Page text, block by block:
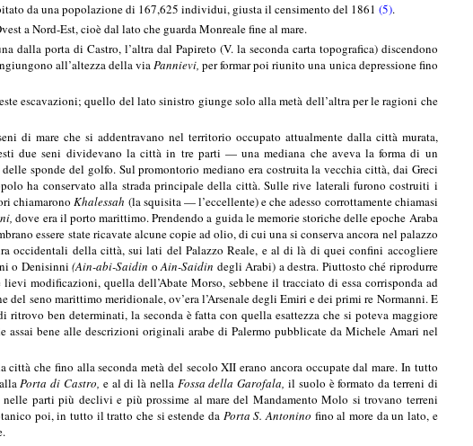
da una popolazione di 167,625 individui, giusta il censimento del 1861(5).
a Nord-Est, cioè dal lato che guarda Monreale fine al mare.
porta di Castro, l’altra dal Papireto (V. la seconda carta topografica) discendono
all’altezza della viaPannievi, per formar poi riunito una unica depressione fino
escavazioni; quello del lato sinistro giunge solo alla metà dell’altra per le ragioni che
di mare che si addentravano nel territorio occupato attualmente dalla città murata,
due seni dividevano la città in tre parti — una mediana che aveva la forma di un
sponde del golfo. Sul promontorio mediano era costruita la vecchia città, dai Greci
ha conservato alla strada principale della città. Sulle rive laterali furono costruiti i
chiamaronoKhalessah (la squisita — l’eccellente) e che adesso corrottamente chiamasi
dove era il porto marittimo. Prendendo a guida le memorie storiche delle epoche Araba
essere state ricavate alcune copie ad olio, di cui una si conserva ancora nel palazzo
occidentali della città, sui lati del Palazzo Reale, e al di là di quei confini accogliere
o Denisinni(Ain-abi-Saidin oAin-Saidin degli Arabi) a destra. Piuttosto ché riprodurre
modificazioni, quella dell’Abate Morso, sebbene il tracciato di essa corrisponda ad
seno marittimo meridionale, ov’era l’Arsenale degli Emiri e dei primi re Normanni. E
ben determinati, la seconda è fatta con quella esattezza che si poteva maggiore
bene alle descrizioni originali arabe di Palermo pubblicate da Michele Amari nel
che fino alla seconda metà del secolo XII erano ancora occupate dal mare. In tutto
Porta di Castro, e al di là nella Fossa della Garofala, il suolo è formato da terreni di
nelle parti più declivi e più prossime al mare del Mandamento Molo si trovano terreni
poi, in tutto il tratto che si estende da Porta S. Antonino fino al more da un lato, e